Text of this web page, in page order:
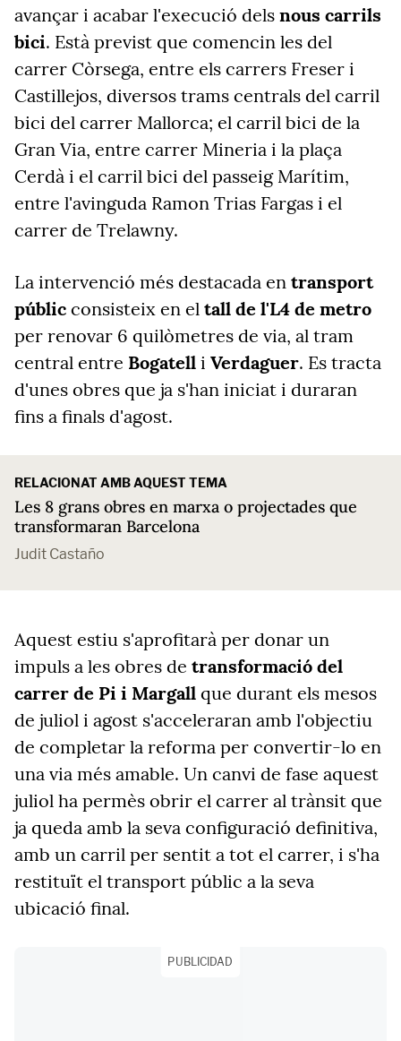
avançar i acabar l'execució dels nous carrils
bici. Està previst que comencin les del
carrer Còrsega, entre els carrers Freser i
Castillejos, diversos trams centrals del carril
bici del carrer Mallorca; el carril bici de la
Gran Via, entre carrer Mineria i la plaça
Cerdà i el carril bici del passeig Marítim,
entre l'avinguda Ramon Trias Fargas i el
carrer de Trelawny.
La intervenció més destacada en transport
públic consisteix en el tall de l'L4 de metro
per renovar 6 quilòmetres de via, al tram
central entre Bogatell i Verdaguer. Es tracta
d'unes obres que ja s'han iniciat i duraran
fins a finals d'agost.
RELACIONAT AMB AQUEST TEMA
Les 8 grans obres en marxa o projectades que
transformaran Barcelona
Judit Castaño
Aquest estiu s'aprofitarà per donar un
impuls a les obres de transformació del
carrer de Pi i Margall que durant els mesos
de juliol i agost s'acceleraran amb l'objectiu
de completar la reforma per convertir-lo en
una via més amable. Un canvi de fase aquest
juliol ha permès obrir el carrer al trànsit que
ja queda amb la seva configuració definitiva,
amb un carril per sentit a tot el carrer, i s'ha
restituït el transport públic a la seva
ubicació final.
PUBLICIDAD